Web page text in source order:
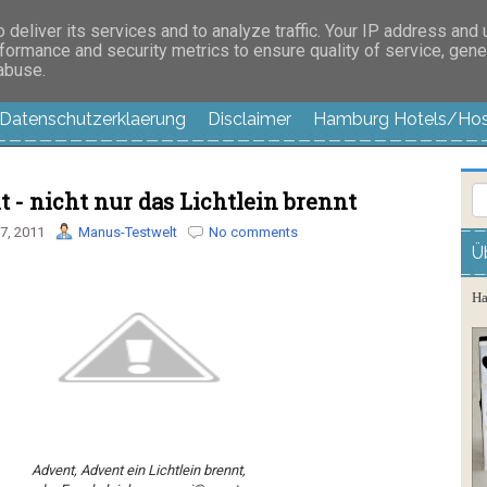
außer langweilig
Datenschutzerklaerung Disclaimer Hamburg Hotels/
- nicht nur das Lichtlein brennt
2011 Manus-Testwelt No comments
Advent, Advent ein Lichtlein brennt,
its services and to analyze traffic. Your IP address and
and security metrics to ensure quality of service,